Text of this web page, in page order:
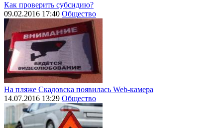
Как проверить субсидию?
09.02.2016 17:40 Общество
На пляже Скадовска появилась Web-камера
14.07.2016 13:29 Общество